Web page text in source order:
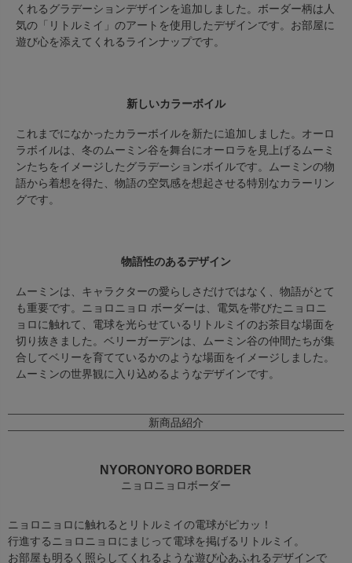
くれるグラデーションデザインを追加しました。ボーダー柄は人
気の「リトルミイ」のアートを使用したデザインです。お部屋に
遊び心を添えてくれるラインナップです。
新しいカラーボイル
これまでになかったカラーボイルを新たに追加しました。オーロ
ラボイルは、冬のムーミン谷を舞台にオーロラを見上げるムーミ
ンたちをイメージしたグラデーションボイルです。ムーミンの物
語から着想を得た、物語の空気感を想起させる特別なカラーリン
グです。
物語性のあるデザイン
ムーミンは、キャラクターの愛らしさだけではなく、物語がとて
も重要です。ニョロニョロ ボーダーは、電気を帯びたニョロニ
ョロに触れて、電球を光らせているリトルミイのお茶目な場面を
切り抜きました。ベリーガーデンは、ムーミン谷の仲間たちが集
合してベリーを育てているかのような場面をイメージしました。
ムーミンの世界観に入り込めるようなデザインです。
新商品紹介
NYORONYORO BORDER
ニョロニョロボーダー
ニョロニョロに触れるとリトルミイの電球がピカッ！
行進するニョロニョロにまじって電球を掲げるリトルミイ。
お部屋も明るく照らしてくれるような遊び心あふれるデザインで